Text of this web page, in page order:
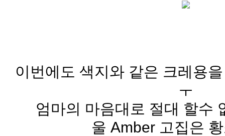
이번에도 색지와 같은 크레용
ㅜ
엄마의 마음대로 절대 할수
울 Amber 고집은